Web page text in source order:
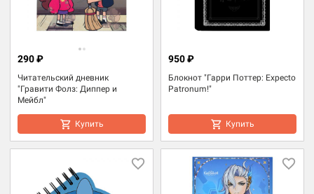
Читательский дневник
"Гравити Фолз: Диппер и
Мейбл"
290 ₽
Купить
Блокнот "Гарри Поттер: Expecto
Patronum!"
950 ₽
Купить